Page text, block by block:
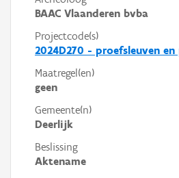
BAAC Vlaanderen bvba
Projectcode(s)
2024D270 - proefsleuven
Maatregel(en)
geen
Gemeente(n)
Deerlijk
Beslissing
Aktename